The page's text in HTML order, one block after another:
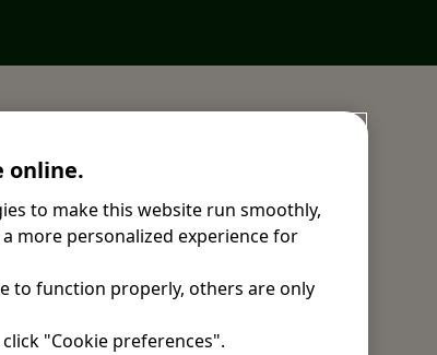
online.
to make this website run smoothly,
more personalized experience for
to function properly, others are only
"Cookie preferences".